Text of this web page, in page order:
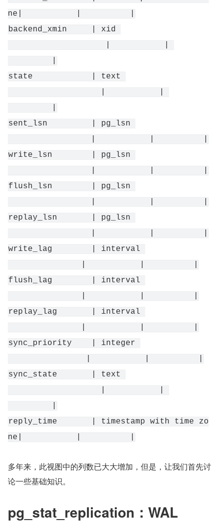
ne|           |          |
backend_xmin     | xid
state            | text
sent_lsn         | pg_lsn
write_lsn        | pg_lsn
flush_lsn        | pg_lsn
replay_lsn       | pg_lsn
write_lag        | interval
flush_lag        | interval
replay_lag       | interval
sync_priority    | integer
sync_state       | text
reply_time       | timestamp with time zo
ne|           |          |
多年来，此视图中的列数已大大增加，但是，让我们首先讨
论一些基础知识。
pg_stat_replication：WAL